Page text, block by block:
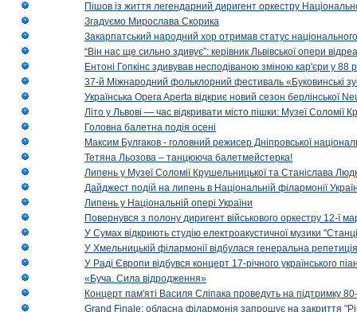
Пішов із життя легендарний диригент оркестру
Згадуємо Мирослава Скорика
Закарпатський народний хор отримав статус національного
“Він нас ще сильно здивує”: керівник Львівської опери
Ентоні Гопкінс здивував несподіваною зміною кар'єри у 88
37-й Міжнародний фольклорний фестиваль «Буковинські
Українська Opera Aperta відкриє новий сезон берлінської
Літо у Львові — час відкривати місто пішки: Музеї Соломії
Головна балетна подія осені
Максим Булгаков - головний режисер Дніпровської
Тетяна Льозова – танцююча балетмейстерка!
Липень у Музеї Соломії Крушельницької та Станіслава
Дайджест подій на липень в Національній філармонії
Липень у Національній опері України
Повернувся з полону диригент військового оркестру 12-ї
У Сумах відкриють студію електроакустичної музики
У Хмельницькій філармонії відбулася генеральна
У Раді Європи відбувся концерт 17-річного українського
«Буча. Сила відродження»
Концерт пам'яті Василя Сліпака проведуть на підтримку
Grand Finale: обласна філармонія запрошує на закриття